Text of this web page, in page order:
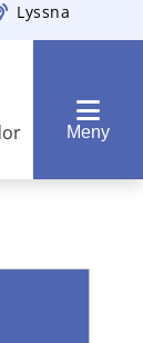
Lyssna
Meny